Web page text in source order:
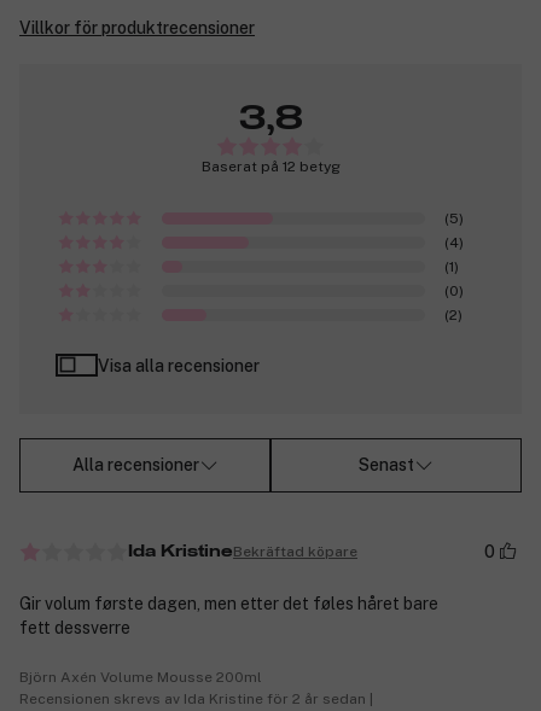
Villkor för produktrecensioner
3,8
Baserat på 12 betyg
(5)
(4)
(1)
(0)
(2)
Visa alla recensioner
Alla recensioner Senast
Ida KristineBekräftad köpare 0
Gir volum første dagen, men etter det føles håret bare
fett dessverre
Björn Axén Volume Mousse 200ml
Recensionen skrevs av Ida Kristine för 2 år sedan |